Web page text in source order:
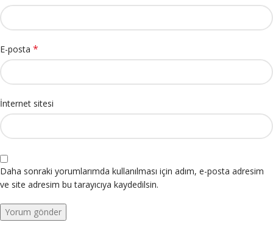
E-posta *
İnternet sitesi
Daha sonraki yorumlarımda kullanılması için adım, e-posta adresim
ve site adresim bu tarayıcıya kaydedilsin.